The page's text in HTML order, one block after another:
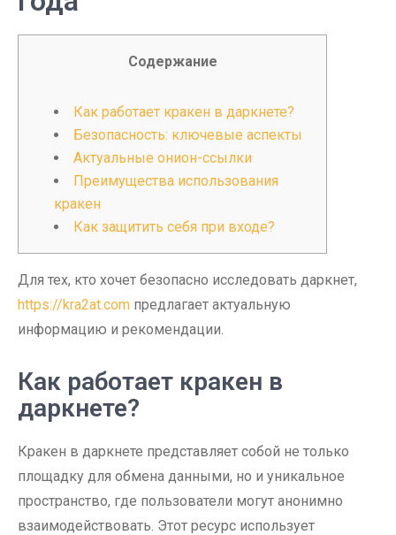
Содержание
Как работает кракен в даркнете?
Безопасность: ключевые аспекты
Актуальные онион-ссылки
Преимущества использования
кракен
Как защитить себя при входе?
Для тех, кто хочет безопасно исследовать даркнет,
https://kra2at.com предлагает актуальную
информацию и рекомендации.
Как работает кракен в
даркнете?
Кракен в даркнете представляет собой не только
площадку для обмена данными, но и уникальное
пространство, где пользователи могут анонимно
взаимодействовать. Этот ресурс использует